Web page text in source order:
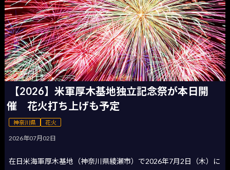
【2026】米軍厚木基地独立記念祭が本日開
催 花火打ち上げも予定
神奈川県 花火
2026年07月02日
在日米海軍厚木基地（神奈川県綾瀬市）で2026年7月2日（木）に